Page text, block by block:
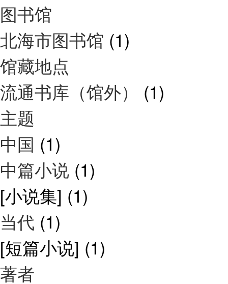
图书馆
北海市图书馆 (1)
馆藏地点
流通书库（馆外） (1)
主题
中国 (1)
中篇小说 (1)
[小说集] (1)
当代 (1)
[短篇小说] (1)
著者